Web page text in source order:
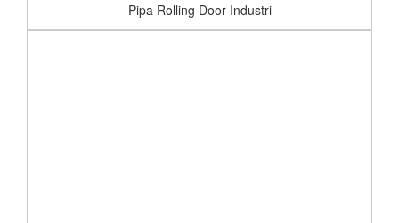
Pipa Rolling Door Industri